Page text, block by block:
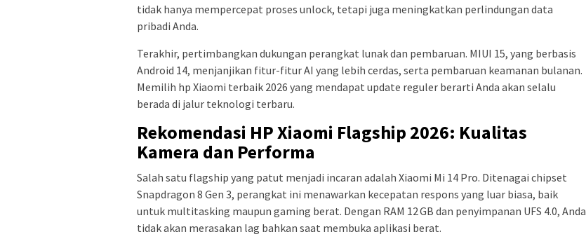
tidak hanya mempercepat proses unlock, tetapi juga meningkatkan perlindungan data
pribadi Anda.
Terakhir, pertimbangkan dukungan perangkat lunak dan pembaruan. MIUI 15, yang berbasis
Android 14, menjanjikan fitur-fitur AI yang lebih cerdas, serta pembaruan keamanan bulanan.
Memilih hp Xiaomi terbaik 2026 yang mendapat update reguler berarti Anda akan selalu
berada di jalur teknologi terbaru.
Rekomendasi HP Xiaomi Flagship 2026: Kualitas
Kamera dan Performa
Salah satu flagship yang patut menjadi incaran adalah Xiaomi Mi 14 Pro. Ditenagai chipset
Snapdragon 8 Gen 3, perangkat ini menawarkan kecepatan respons yang luar biasa, baik
untuk multitasking maupun gaming berat. Dengan RAM 12 GB dan penyimpanan UFS 4.0, Anda
tidak akan merasakan lag bahkan saat membuka aplikasi berat.